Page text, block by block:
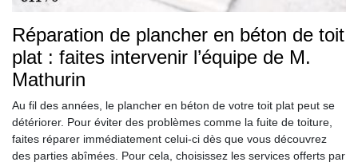
Réparation de plancher en béton de toit
plat : faites intervenir l’équipe de M.
Mathurin
Au fil des années, le plancher en béton de votre toit plat peut se
détériorer. Pour éviter des problèmes comme la fuite de toiture,
faites réparer immédiatement celui-ci dès que vous découvrez
des parties abîmées. Pour cela, choisissez les services offerts par